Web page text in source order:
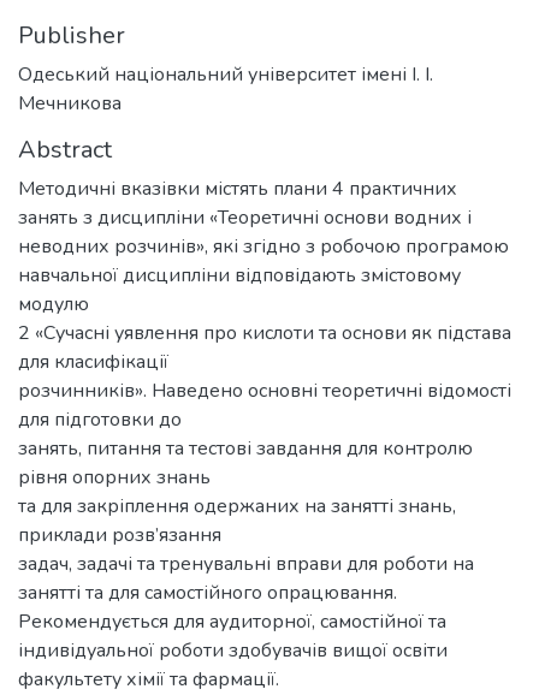
Publisher
Одеський національний університет імені І. І.
Мечникова
Abstract
Методичні вказівки містять плани 4 практичних
занять з дисципліни «Теоретичні основи водних і
неводних розчинів», які згідно з робочою програмою
навчальної дисципліни відповідають змістовому
модулю
2 «Сучасні уявлення про кислоти та основи як підстава
для класифікації
розчинників». Наведено основні теоретичні відомості
для підготовки до
занять, питання та тестові завдання для контролю
рівня опорних знань
та для закріплення одержаних на занятті знань,
приклади розв’язання
задач, задачі та тренувальні вправи для роботи на
занятті та для самостійного опрацювання.
Рекомендується для аудиторної, самостійної та
індивідуальної роботи здобувачів вищої освіти
факультету хімії та фармації.